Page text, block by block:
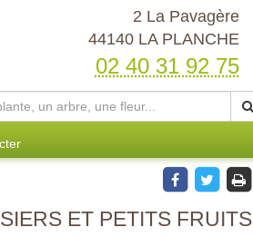
2 La Pavagère
44140 LA PLANCHE
02 40 31 92 75
ET PETITS FRUITS